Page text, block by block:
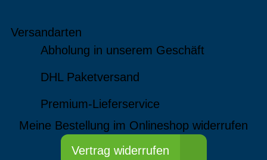
Versandarten
Abholung in unserem Geschäft
DHL Paketversand
Premium-Lieferservice
Meine Bestellung im Onlineshop widerrufen
Vertrag widerrufen